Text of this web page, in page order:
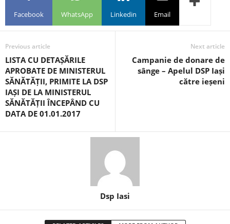
Facebook WhatsApp Linkedin Email
Previous article
LISTA CU DETAȘĂRILE
APROBATE DE MINISTERUL
SĂNĂTĂȚII, PRIMITE LA DSP
IAȘI DE LA MINISTERUL
SĂNĂTĂȚII ÎNCEPÂND CU
DATA DE 01.01.2017
Next article
Campanie de donare de
sânge – Apelul DSP Iași
către ieșeni
Dsp Iasi